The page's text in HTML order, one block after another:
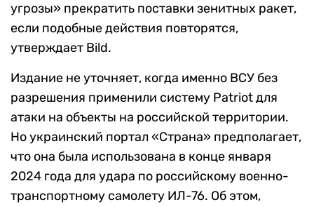
угрозы» прекратить поставки зенитных ракет,
если подобные действия повторятся,
утверждает Bild.
Издание не уточняет, когда именно ВСУ без
разрешения применили систему Patriot для
атаки на объекты на российской территории.
Но украинский портал «Страна» предполагает,
что она была использована в конце января
2024 года для удара по российскому военно-
транспортному самолету ИЛ-76. Об этом,